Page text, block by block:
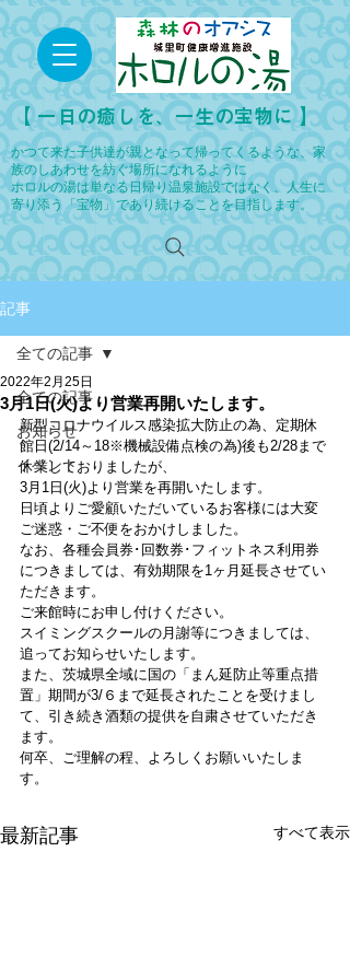
​【 一日の癒しを、一生の宝物に 】
かつて来た子供達が親となって帰ってくるような、家
族のしあわせを紡ぐ場所になれるように
ホロルの湯は単なる日帰り温泉施設ではなく、人生に
寄り添う「宝物」であり続けることを目指します。
記事
全ての記事
お知らせ
イベント
全ての記事
3月1日(火)より営業再開いたします。
2022年2月25日
新型コロナウイルス感染拡大防止の為、定期休
館日(2/14～18※機械設備点検の為)後も2/28まで
休業しておりましたが、
3月1日(火)より営業を再開いたします。
日頃よりご愛顧いただいているお客様には大変
ご迷惑・ご不便をおかけしました。
なお、各種会員券･回数券･フィットネス利用券
につきましては、有効期限を1ヶ月延長させてい
ただきます。
ご来館時にお申し付けください。
スイミングスクールの月謝等につきましては、
追ってお知らせいたします。
また、茨城県全域に国の「まん延防止等重点措
置」期間が3/６まで延長されたことを受けまし
て、引き続き酒類の提供を自粛させていただき
ます。
何卒、ご理解の程、よろしくお願いいたしま
す。
最新記事 すべて表示